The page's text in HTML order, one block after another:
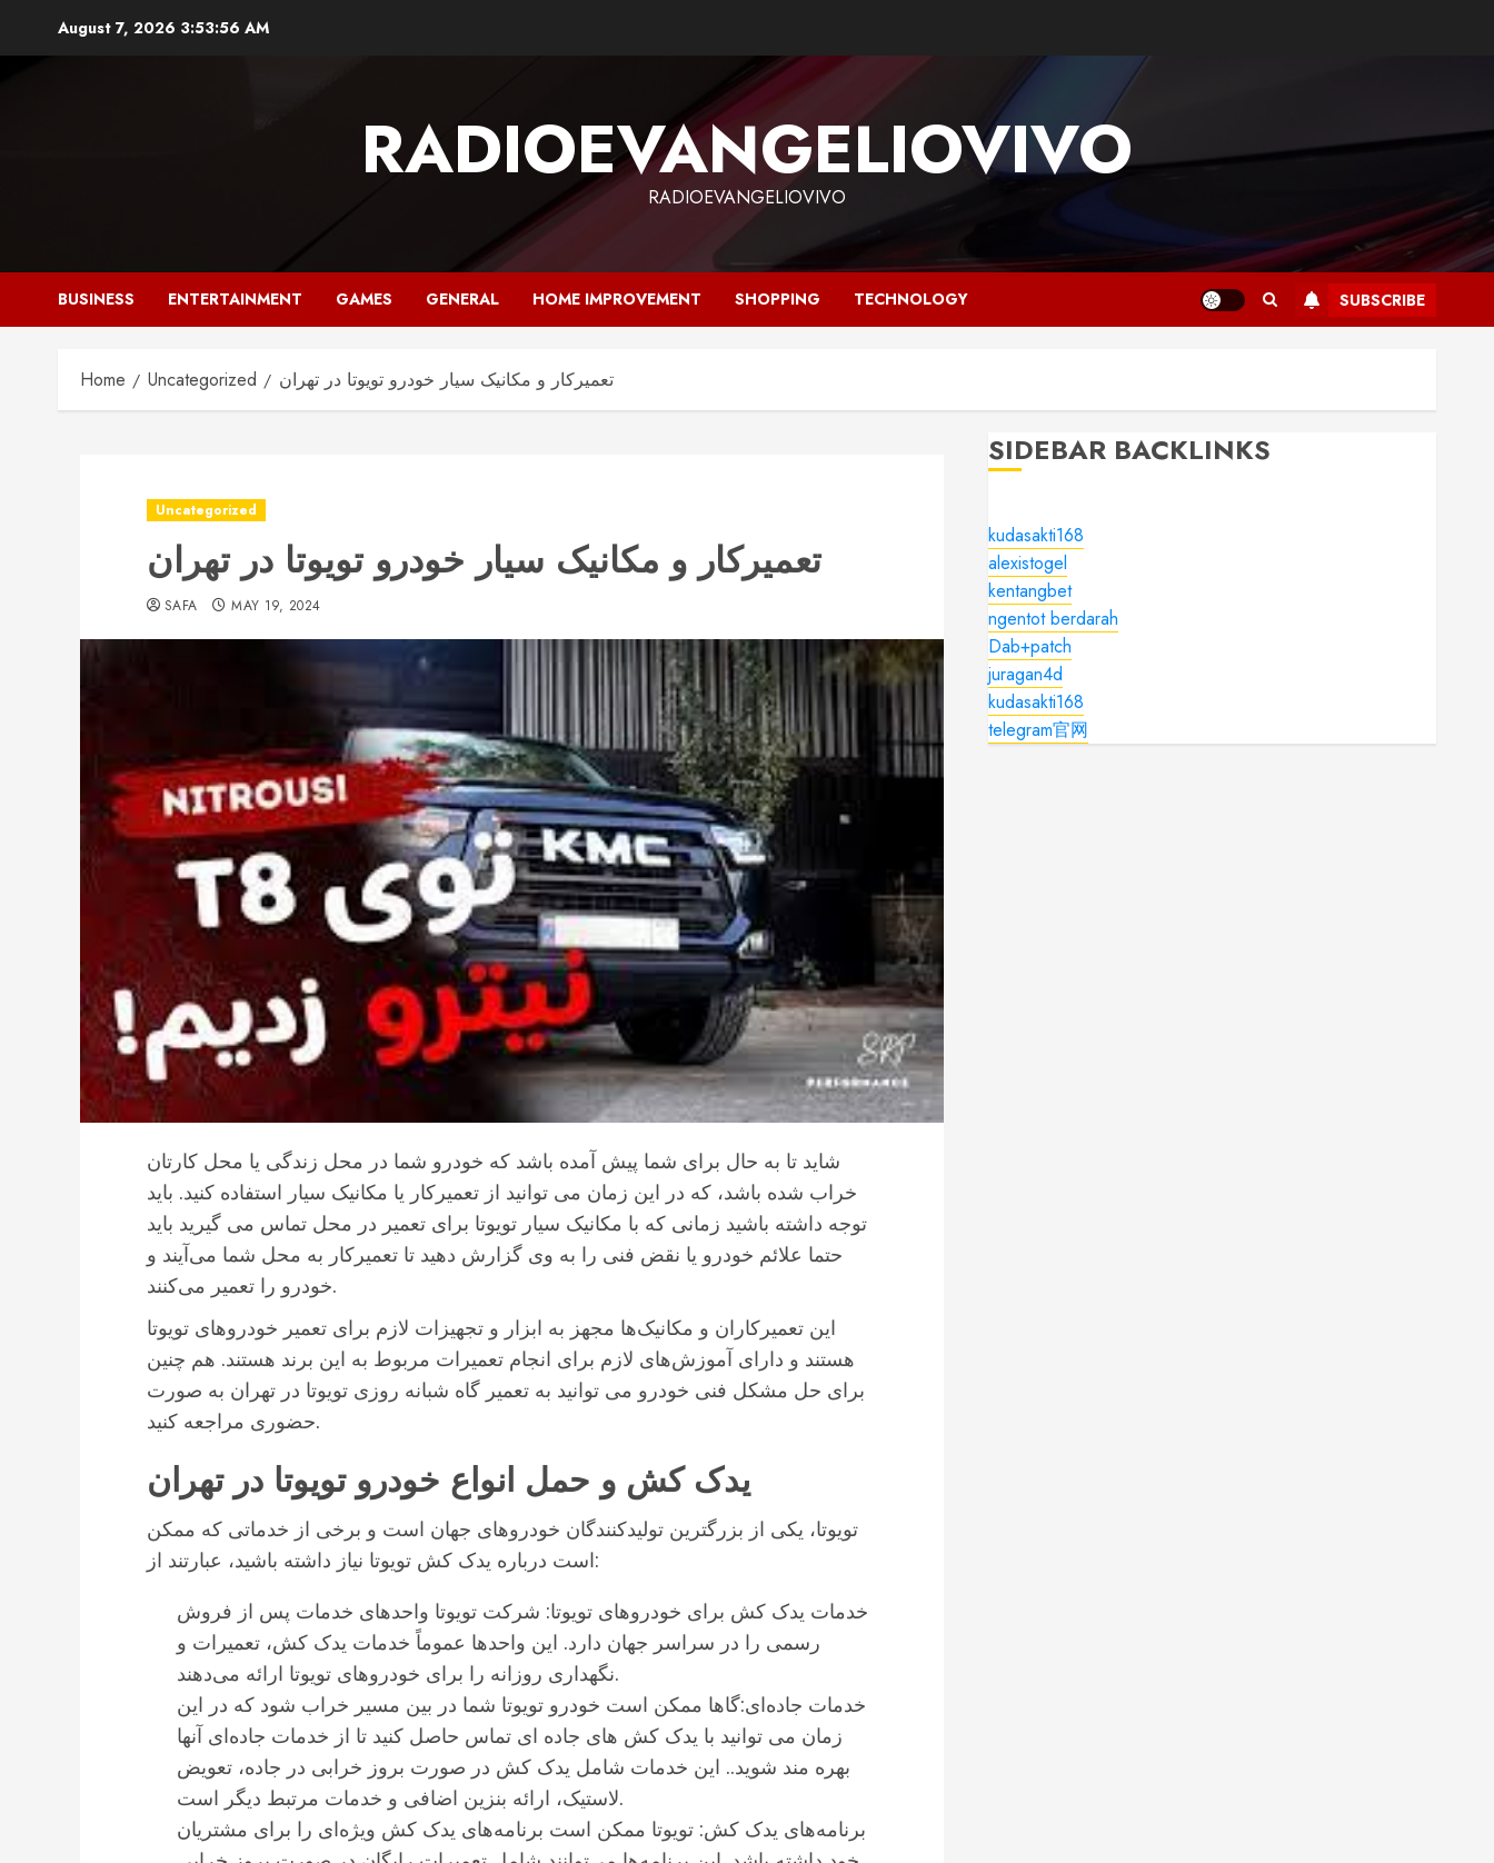
August 7, 2026 3:53:57 AM
RADIOEVANGELIOVIVO
RADIOEVANGELIOVIVO
BUSINESS ENTERTAINMENT GAMES GENERAL HOME IMPROVEMENT SHOPPING TECHNOLOGY SUBSCRIBE
Home Uncategorized تعمیرکار و مکانیک سیار خودرو تویوتا در تهران
Uncategorized
تعمیرکار و مکانیک سیار خودرو تویوتا در تهران
SAFA MAY 19, 2024
شاید تا به حال برای شما پیش آمده باشد که خودرو شما در محل زندگی یا محل کارتان
خراب شده باشد، که در این زمان می توانید از تعمیرکار یا مکانیک سیار استفاده کنید. باید
توجه داشته باشید زمانی که با مکانیک سیار تویوتا برای تعمیر در محل تماس می گیرید باید
حتما علائم خودرو یا نقض فنی را به وی گزارش دهید تا تعمیرکار به محل شما می‌آیند و
خودرو را تعمیر می‌کنند.
این تعمیرکاران و مکانیک‌ها مجهز به ابزار و تجهیزات لازم برای تعمیر خودروهای تویوتا
هستند و دارای آموزش‌های لازم برای انجام تعمیرات مربوط به این برند هستند. هم چنین
برای حل مشکل فنی خودرو می توانید به تعمیر گاه شبانه روزی تویوتا در تهران به صورت
حضوری مراجعه کنید.
یدک کش و حمل انواع خودرو تویوتا در تهران
تویوتا، یکی از بزرگترین تولیدکنندگان خودروهای جهان است و برخی از خدماتی که ممکن
است درباره یدک کش تویوتا نیاز داشته باشید، عبارتند از:
خدمات یدک کش برای خودروهای تویوتا: شرکت تویوتا واحدهای خدمات پس از فروش
رسمی را در سراسر جهان دارد. این واحدها عموماً خدمات یدک کش، تعمیرات و
نگهداری روزانه را برای خودروهای تویوتا ارائه می‌دهند.
خدمات جاده‌ای:گاها ممکن است خودرو تویوتا شما در بین مسیر خراب شود که در این
زمان می توانید با یدک کش های جاده ای تماس حاصل کنید تا از خدمات جاده‌ای آنها
بهره مند شوید.. این خدمات شامل یدک کش در صورت بروز خرابی در جاده، تعویض
لاستیک، ارائه بنزین اضافی و خدمات مرتبط دیگر است.
برنامه‌های یدک کش: تویوتا ممکن است برنامه‌های یدک کش ویژه‌ای را برای مشتریان
SIDEBAR BACKLINKS
kudasakti168
alexistogel
kentangbet
ngentot berdarah
Dab+patch
juragan4d
kudasakti168
telegram官网